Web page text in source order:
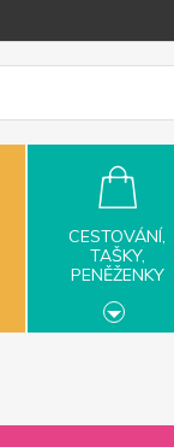
CESTOVÁNÍ,
TAŠKY,
PENĚŽENKY